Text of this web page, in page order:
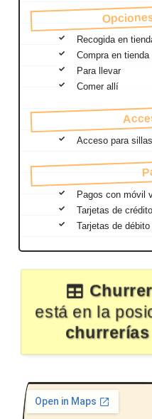
Recogida en
Compra en tienda
Para llevar
Comer allí
Acceso para
Pagos con móvil
Tarjetas de crédito
Tarjetas de débito
está en la